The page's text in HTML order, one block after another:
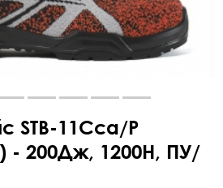
STB-11Cca/Р
- 200Дж, 1200Н, ПУ/